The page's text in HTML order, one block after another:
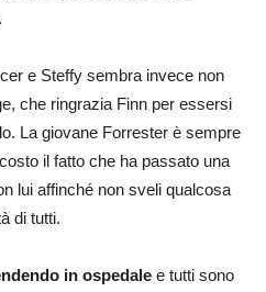
e Steffy sembra invece non
che ringrazia Finn per essersi
La giovane Forrester è sempre
il fatto che ha passato una
lui affinché non sveli qualcosa
di tutti.
in ospedale e tutti sono